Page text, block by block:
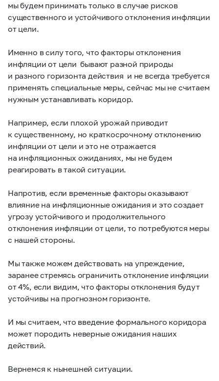
мы будем принимать только в случае рисков
существенного и устойчивого отклонения инфляции
от цели.
Именно в силу того, что факторы отклонения
инфляции от цели бывают разной природы
и разного горизонта действия и не всегда требуется
применять специальные меры, сейчас мы не считаем
нужным устанавливать коридор.
Например, если плохой урожай приводит
к существенному, но краткосрочному отклонению
инфляции от цели и это не отражается
на инфляционных ожиданиях, мы не будем
реагировать в такой ситуации.
Напротив, если временные факторы оказывают
влияние на инфляционные ожидания и это создает
угрозу устойчивого и продолжительного
отклонения инфляции от цели, то потребуются меры
с нашей стороны.
Мы также можем действовать на упреждение,
заранее стремясь ограничить отклонение инфляции
от 4%, если видим, что факторы отклонения будут
устойчивы на прогнозном горизонте.
И мы считаем, что введение формального коридора
может породить неверные ожидания наших
действий.
Вернемся к нынешней ситуации.